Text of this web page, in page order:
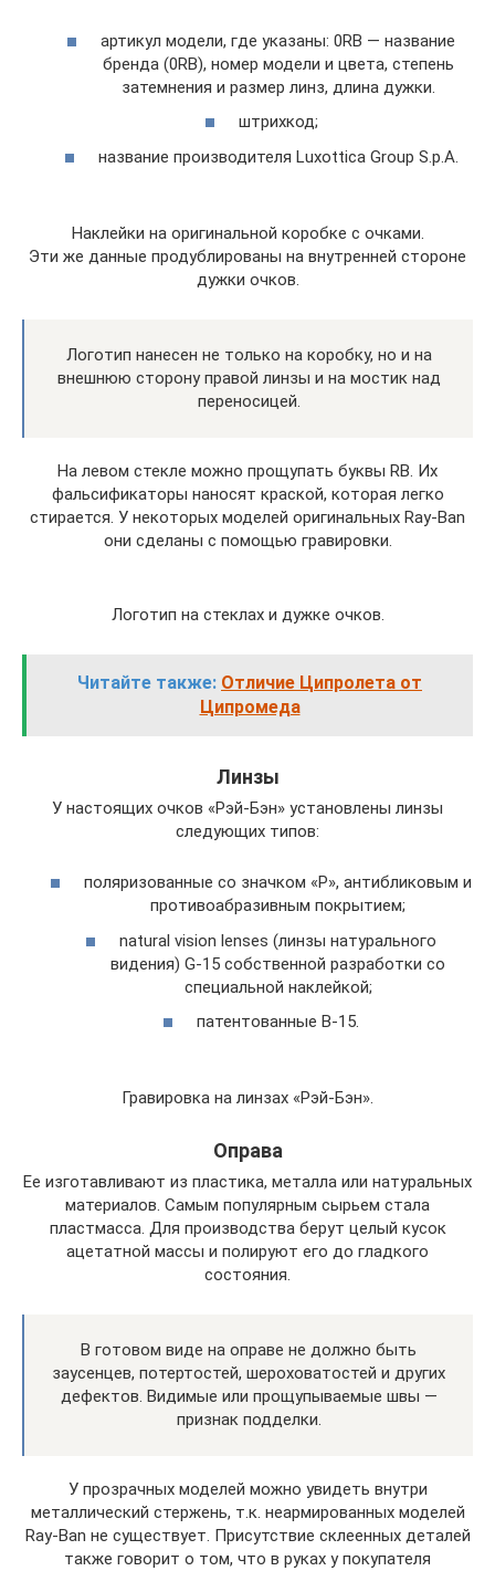
артикул модели, где указаны: 0RB — название
бренда (0RB), номер модели и цвета, степень
затемнения и размер линз, длина дужки.
штрихкод;
название производителя Luxottica Group S.p.A.
Наклейки на оригинальной коробке с очками.
Эти же данные продублированы на внутренней стороне
дужки очков.
Логотип нанесен не только на коробку, но и на
внешнюю сторону правой линзы и на мостик над
переносицей.
На левом стекле можно прощупать буквы RB. Их
фальсификаторы наносят краской, которая легко
стирается. У некоторых моделей оригинальных Ray-Ban
они сделаны с помощью гравировки.
Логотип на стеклах и дужке очков.
Читайте также: Отличие Ципролета от
Ципромеда
Линзы
У настоящих очков «Рэй-Бэн» установлены линзы
следующих типов:
поляризованные со значком «P», антибликовым и
противоабразивным покрытием;
natural vision lenses (линзы натурального
видения) G-15 собственной разработки со
специальной наклейкой;
патентованные B-15.
Гравировка на линзах «Рэй-Бэн».
Оправа
Ее изготавливают из пластика, металла или натуральных
материалов. Самым популярным сырьем стала
пластмасса. Для производства берут целый кусок
ацетатной массы и полируют его до гладкого
состояния.
В готовом виде на оправе не должно быть
заусенцев, потертостей, шероховатостей и других
дефектов. Видимые или прощупываемые швы —
признак подделки.
У прозрачных моделей можно увидеть внутри
металлический стержень, т.к. неармированных моделей
Ray-Ban не существует. Присутствие склеенных деталей
также говорит о том, что в руках у покупателя